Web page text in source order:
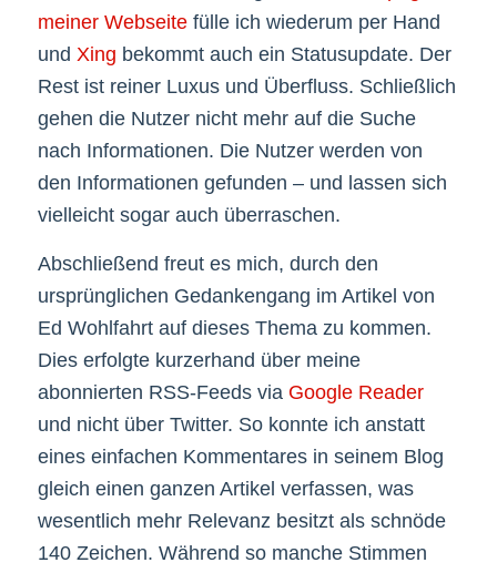
meiner Webseitefülle ich wiederum per Hand
und Xing bekommt auch ein Statusupdate. Der
Rest ist reiner Luxus und Überfluss. Schließlich
gehen die Nutzer nicht mehr auf die Suche
nach Informationen. Die Nutzer werden von
den Informationen gefunden – und lassen sich
vielleicht sogar auch überraschen.
Abschließend freut es mich, durch den
ursprünglichen Gedankengang im Artikel von
Ed Wohlfahrt auf dieses Thema zu kommen.
Dies erfolgte kurzerhand über meine
abonnierten RSS-Feeds via Google Reader
und nicht über Twitter. So konnte ich anstatt
eines einfachen Kommentares in seinem Blog
gleich einen ganzen Artikel verfassen, was
wesentlich mehr Relevanz besitzt als schnöde
140 Zeichen. Während so manche Stimmen